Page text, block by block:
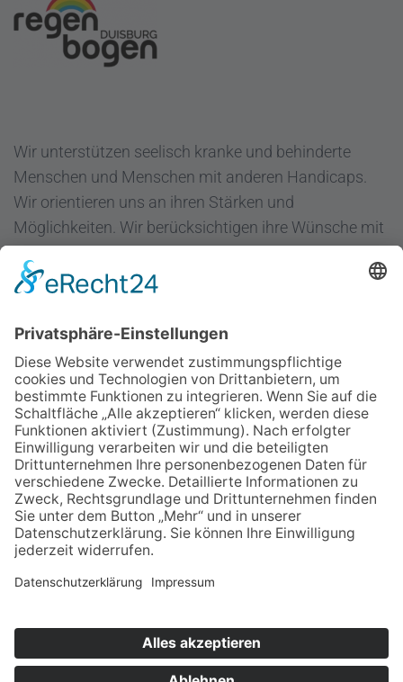
Wir unterstützen seelisch kranke und behinderte
Menschen und Menschen mit anderen Handicaps.
Wir orientieren uns an ihren Stärken und
Möglichkeiten. Wir berücksichtigen ihre Wünsche mit
Regenbogen Duisburg gGmbH
47051 Duisburg
Telefon 0203/300 36-0
Fax 0203/300 36-20
info@regenbogen-duisburg.de
Facebook
Instagram
Youtube
Hinweisgebersystem